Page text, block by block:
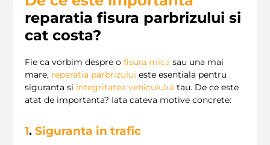
reparatia fisura parbrizului si
cat costa?
Fie ca vorbim despre o fisura mica sau una mai
mare, reparatia parbrizului este esentiala pentru
siguranta si integritatea vehiculului tau. De ce este
atat de importanta? Iata cateva motive concrete:
1. Siguranta in trafic